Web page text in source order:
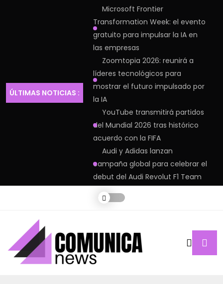
ÚLTIMAS NOTICIAS :
Microsoft Frontier
Transformation Week: el evento
gratuito para impulsar la IA en
las empresas
Zoomtopia 2026: reunirá a
líderes tecnológicos para
mostrar el futuro impulsado por
la IA
YouTube transmitirá partidos
del Mundial 2026 tras histórico
acuerdo con la FIFA
Audi y Adidas lanzan
campaña global para celebrar el
debut del Audi Revolut F1 Team